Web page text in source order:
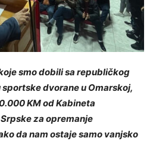
smo dobili sa republičkog
dvorane u Omarskoj,
KM od Kabineta
za opremanje
da nam ostaje samo vanjsko